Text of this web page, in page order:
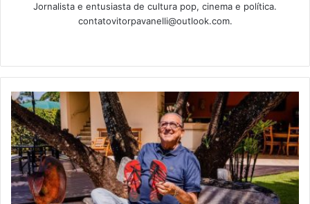
Jornalista e entusiasta de cultura pop, cinema e política.
contatovitorpavanelli@outlook.com.